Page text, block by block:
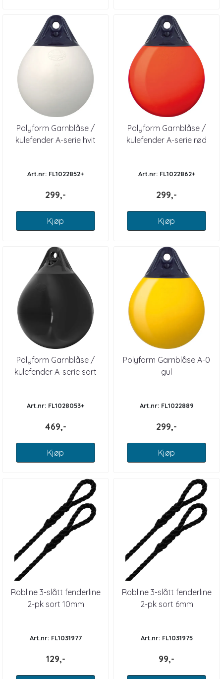
Polyform Garnblåse /
kulefender A-serie hvit
Art.nr: FL1022852+
299,-
Kjøp
Polyform Garnblåse /
kulefender A-serie rød
Art.nr: FL1022862+
299,-
Kjøp
Polyform Garnblåse /
kulefender A-serie sort
Art.nr: FL1028053+
469,-
Kjøp
Polyform Garnblåse A-0
gul
Art.nr: FL1022889
299,-
Kjøp
Robline 3-slått fenderline
2-pk sort 10mm
Art.nr: FL1031977
129,-
Robline 3-slått fenderline
2-pk sort 6mm
Art.nr: FL1031975
99,-